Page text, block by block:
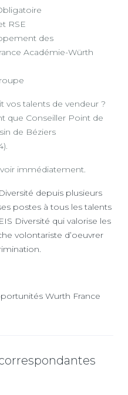
RSE
des
Académie-Würth
vos talents de vendeur ?
que Conseiller Point de
de Béziers
immédiatement.
depuis plusieurs
postes à tous les talents
Diversité qui valorise les
volontariste d’oeuvrer
Wurth France